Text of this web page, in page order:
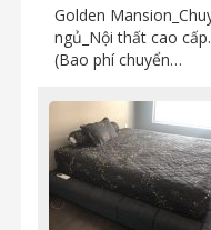
Golden
ngủ_Nội thất cao
(Bao phí chuyển…